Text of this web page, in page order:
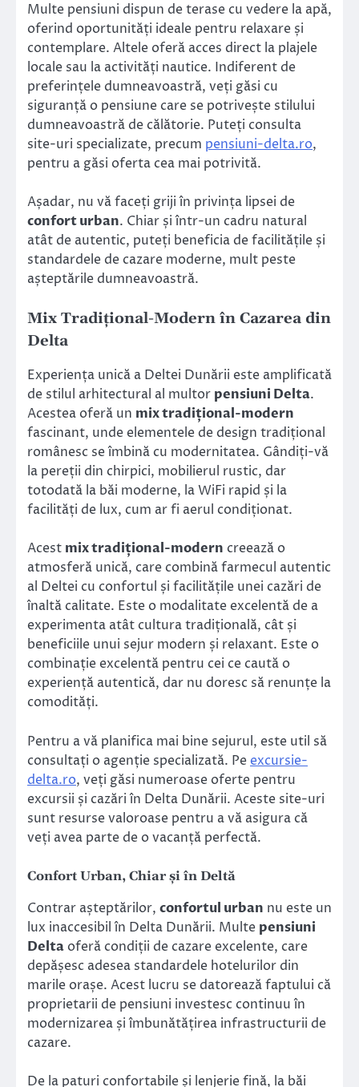
Multe pensiuni dispun de terase cu vedere la apă,
oferind oportunități ideale pentru relaxare și
contemplare. Altele oferă acces direct la plajele
locale sau la activități nautice. Indiferent de
preferințele dumneavoastră, veți găsi cu
siguranță o pensiune care se potrivește stilului
dumneavoastră de călătorie. Puteți consulta
site-uri specializate, precum pensiuni-delta.ro,
pentru a găsi oferta cea mai potrivită.
Așadar, nu vă faceți griji în privința lipsei de
confort urban. Chiar și într-un cadru natural
atât de autentic, puteți beneficia de facilitățile și
standardele de cazare moderne, mult peste
așteptările dumneavoastră.
Mix Tradițional-Modern în Cazarea din
Delta
Experiența unică a Deltei Dunării este amplificată
de stilul arhitectural al multor pensiuni Delta.
Acestea oferă un mix tradițional-modern
fascinant, unde elementele de design tradițional
românesc se îmbină cu modernitatea. Gândiți-vă
la pereții din chirpici, mobilierul rustic, dar
totodată la băi moderne, la WiFi rapid și la
facilități de lux, cum ar fi aerul condiționat.
Acest mix tradițional-modern creează o
atmosferă unică, care combină farmecul autentic
al Deltei cu confortul și facilitățile unei cazări de
înaltă calitate. Este o modalitate excelentă de a
experimenta atât cultura tradițională, cât și
beneficiile unui sejur modern și relaxant. Este o
combinație excelentă pentru cei ce caută o
experiență autentică, dar nu doresc să renunțe la
comodități.
Pentru a vă planifica mai bine sejurul, este util să
consultați o agenție specializată. Pe excursie-
delta.ro, veți găsi numeroase oferte pentru
excursii și cazări în Delta Dunării. Aceste site-uri
sunt resurse valoroase pentru a vă asigura că
veți avea parte de o vacanță perfectă.
Confort Urban, Chiar și în Deltă
Contrar așteptărilor, confortul urban nu este un
lux inaccesibil în Delta Dunării. Multe pensiuni
Delta oferă condiții de cazare excelente, care
depășesc adesea standardele hotelurilor din
marile orașe. Acest lucru se datorează faptului că
proprietarii de pensiuni investesc continuu în
modernizarea și îmbunătățirea infrastructurii de
cazare.
De la paturi confortabile și lenjerie fină, la băi